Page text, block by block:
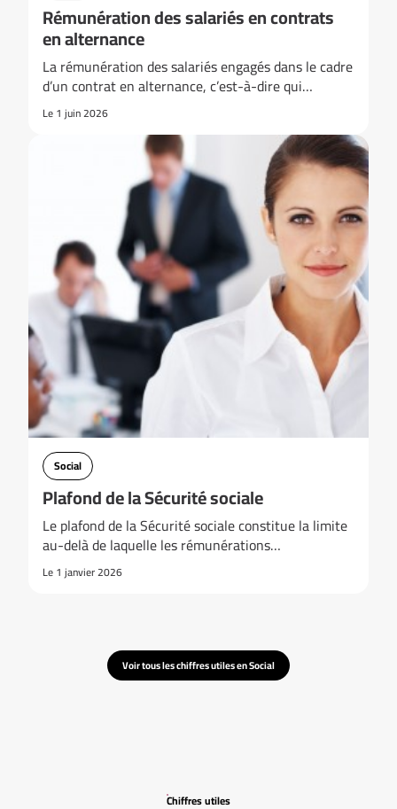
Rémunération des salariés en contrats
en alternance
La rémunération des salariés engagés dans le cadre
d’un contrat en alternance, c’est-à-dire qui…
Le 1 juin 2026
Social
Plafond de la Sécurité sociale
Le plafond de la Sécurité sociale constitue la limite
au-delà de laquelle les rémunérations…
Le 1 janvier 2026
Voir tous les chiffres utiles en Social
Chiffres utiles